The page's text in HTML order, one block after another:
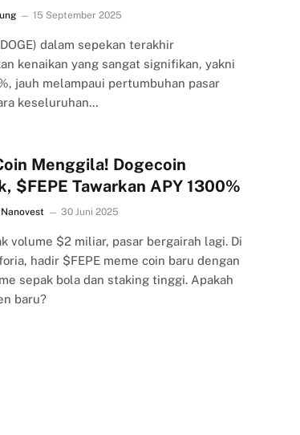
15 September 2025
dalam sepekan terakhir
kenaikan yang sangat signifikan, yakni
jauh melampaui pertumbuhan pasar
keseluruhan…
Menggila! Dogecoin
$FEPE Tawarkan APY 1300%
30 Juni 2025
volume $2 miliar, pasar bergairah lagi. Di
hadir $FEPE meme coin baru dengan
sepak bola dan staking tinggi. Apakah
baru?